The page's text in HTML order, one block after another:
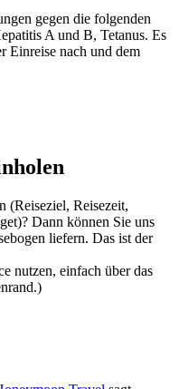
gegen die folgenden
A und B, Tetanus. Es
Einreise nach und dem
(Reiseziel, Reisezeit,
Dann können Sie uns
liefern. Das ist der
nutzen, einfach über das